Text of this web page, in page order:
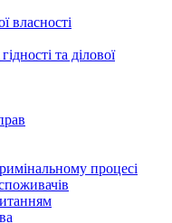
власності
та ділової
процесі